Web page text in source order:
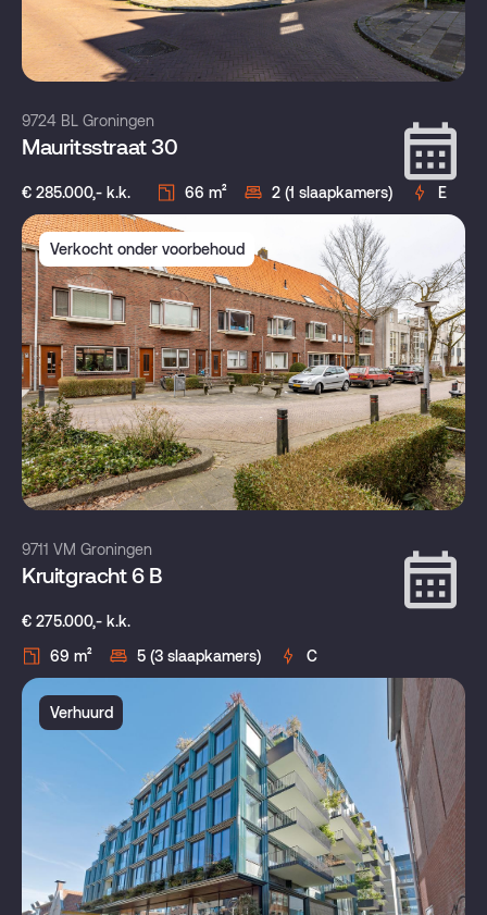
9724 BL Groningen
Mauritsstraat 30
€ 285.000,- k.k. 66 m² 2 (1 slaapkamers) E
Verkocht onder voorbehoud
9711 VM Groningen
Kruitgracht 6 B
€ 275.000,- k.k.
69 m²
5 (3 slaapkamers) C
Verhuurd